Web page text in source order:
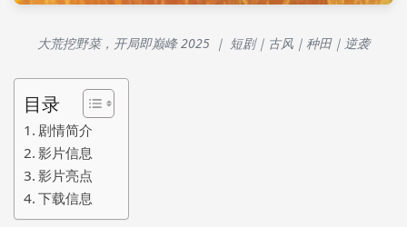
大荒挖野菜，开局即巅峰 2025 ｜ 短剧｜古风｜种田｜逆袭
目录
剧情简介
影片信息
影片亮点
下载信息